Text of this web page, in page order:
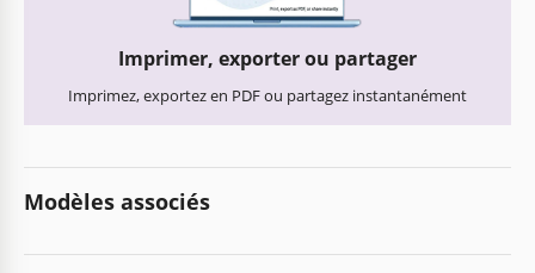
Imprimer, exporter ou partager
Imprimez, exportez en PDF ou partagez instantanément
Modèles associés